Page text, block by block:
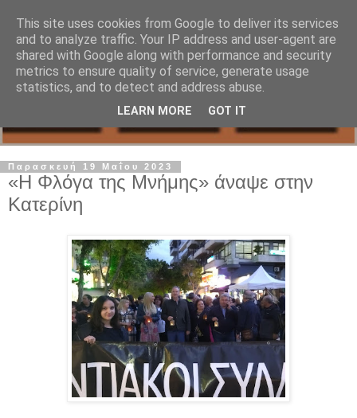
Παρασκευή 19 Μαΐου 2023
«Η Φλόγα της Μνήμης» άναψε στην
Κατερίνη
This site uses cookies from Google to deliver its services
and to analyze traffic. Your IP address and user-agent are
shared with Google along with performance and security
metrics to ensure quality of service, generate usage
statistics, and to detect and address abuse.
LEARN MORE GOT IT